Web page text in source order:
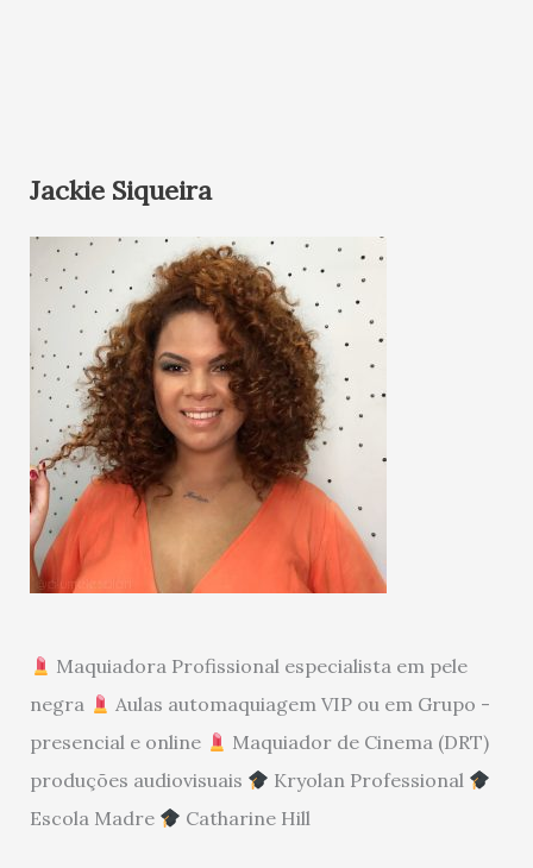
Jackie Siqueira
Maquiadora Profissional especialista em pele
negra
Aulas automaquiagem VIP ou em Grupo -
presencial e online
Maquiador de Cinema (DRT)
produções audiovisuais
Kryolan Professional
Escola Madre
Catharine Hill